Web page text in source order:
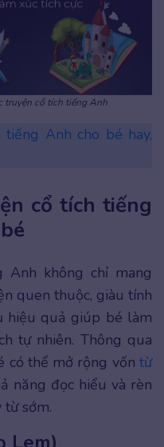
truyện cổ tích tiếng Anh
tiếng Anh cho bé hay,
cổ tích tiếng
Anh không chỉ mang
quen thuộc, giàu tính
hiệu quả giúp bé làm
tự nhiên. Thông qua
có thể mở rộng vốn từ
năng đọc hiểu và rèn
sớm.